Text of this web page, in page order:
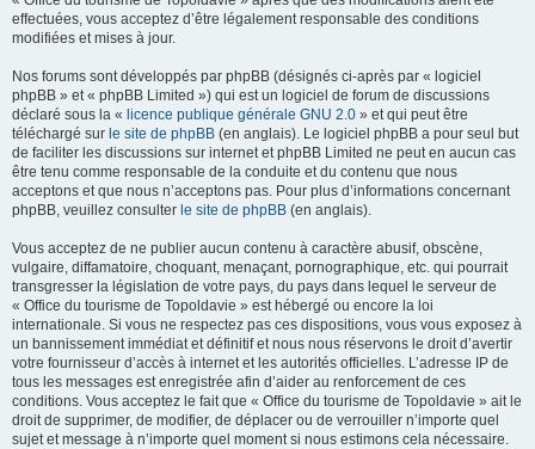
effectuées, vous acceptez d’être légalement responsable des conditions
modifiées et mises à jour.
Nos forums sont développés par phpBB (désignés ci-après par « logiciel
phpBB » et « phpBB Limited ») qui est un logiciel de forum de discussions
déclaré sous la « licence publique générale GNU 2.0 » et qui peut être
téléchargé sur le site de phpBB (en anglais). Le logiciel phpBB a pour seul but
de faciliter les discussions sur internet et phpBB Limited ne peut en aucun cas
être tenu comme responsable de la conduite et du contenu que nous
acceptons et que nous n’acceptons pas. Pour plus d’informations concernant
phpBB, veuillez consulter le site de phpBB (en anglais).
Vous acceptez de ne publier aucun contenu à caractère abusif, obscène,
vulgaire, diffamatoire, choquant, menaçant, pornographique, etc. qui pourrait
transgresser la législation de votre pays, du pays dans lequel le serveur de
« Office du tourisme de Topoldavie » est hébergé ou encore la loi
internationale. Si vous ne respectez pas ces dispositions, vous vous exposez à
un bannissement immédiat et définitif et nous nous réservons le droit d’avertir
votre fournisseur d’accès à internet et les autorités officielles. L’adresse IP de
tous les messages est enregistrée afin d’aider au renforcement de ces
conditions. Vous acceptez le fait que « Office du tourisme de Topoldavie » ait le
droit de supprimer, de modifier, de déplacer ou de verrouiller n’importe quel
sujet et message à n’importe quel moment si nous estimons cela nécessaire.